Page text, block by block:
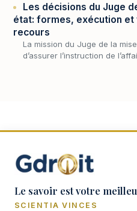
marque le te…
Les décisions du Juge
état: formes, exécution et
recours
La mission du Juge de la
d’assurer l’instruction de
Le savoir est votre
SCIENTIA VINCES